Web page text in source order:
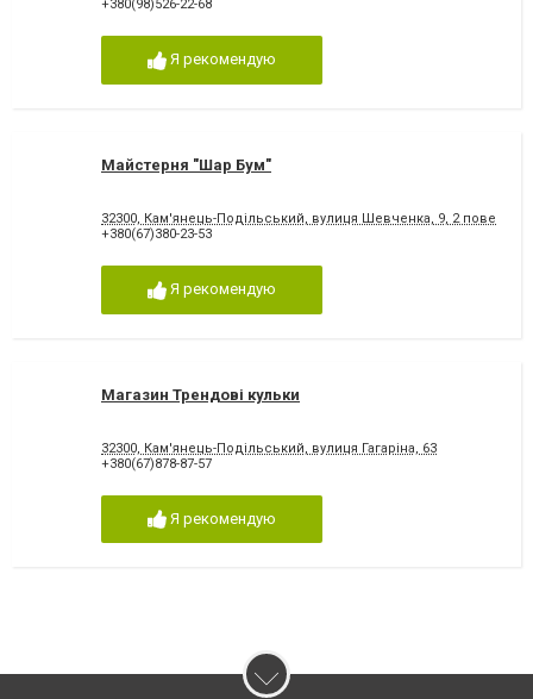
+380(98)526-22-68
Я рекомендую
Майстерня "Шар Бум"
32300, Кам'янець-Подільський, вулиця Шевченка, 9, 2 поверх
+380(67)380-23-53
Я рекомендую
Магазин Трендові кульки
32300, Кам'янець-Подільський, вулиця Гагаріна, 63
+380(67)878-87-57
Я рекомендую